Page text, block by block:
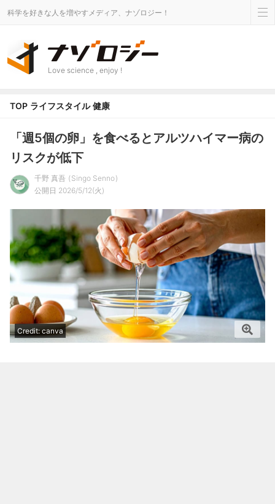
科学を好きな人を増やすメディア、ナゾロジー！
Love science , enjoy !
TOP ライフスタイル 健康
「週5個の卵」を食べるとアルツハイマー病の
リスクが低下
千野 真吾
Singo Senno
公開日 2026/5/12(火)
Credit: canva